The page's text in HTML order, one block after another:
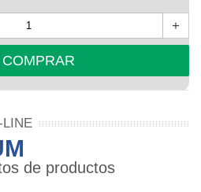
+
COMPRAR
LINE
de productos